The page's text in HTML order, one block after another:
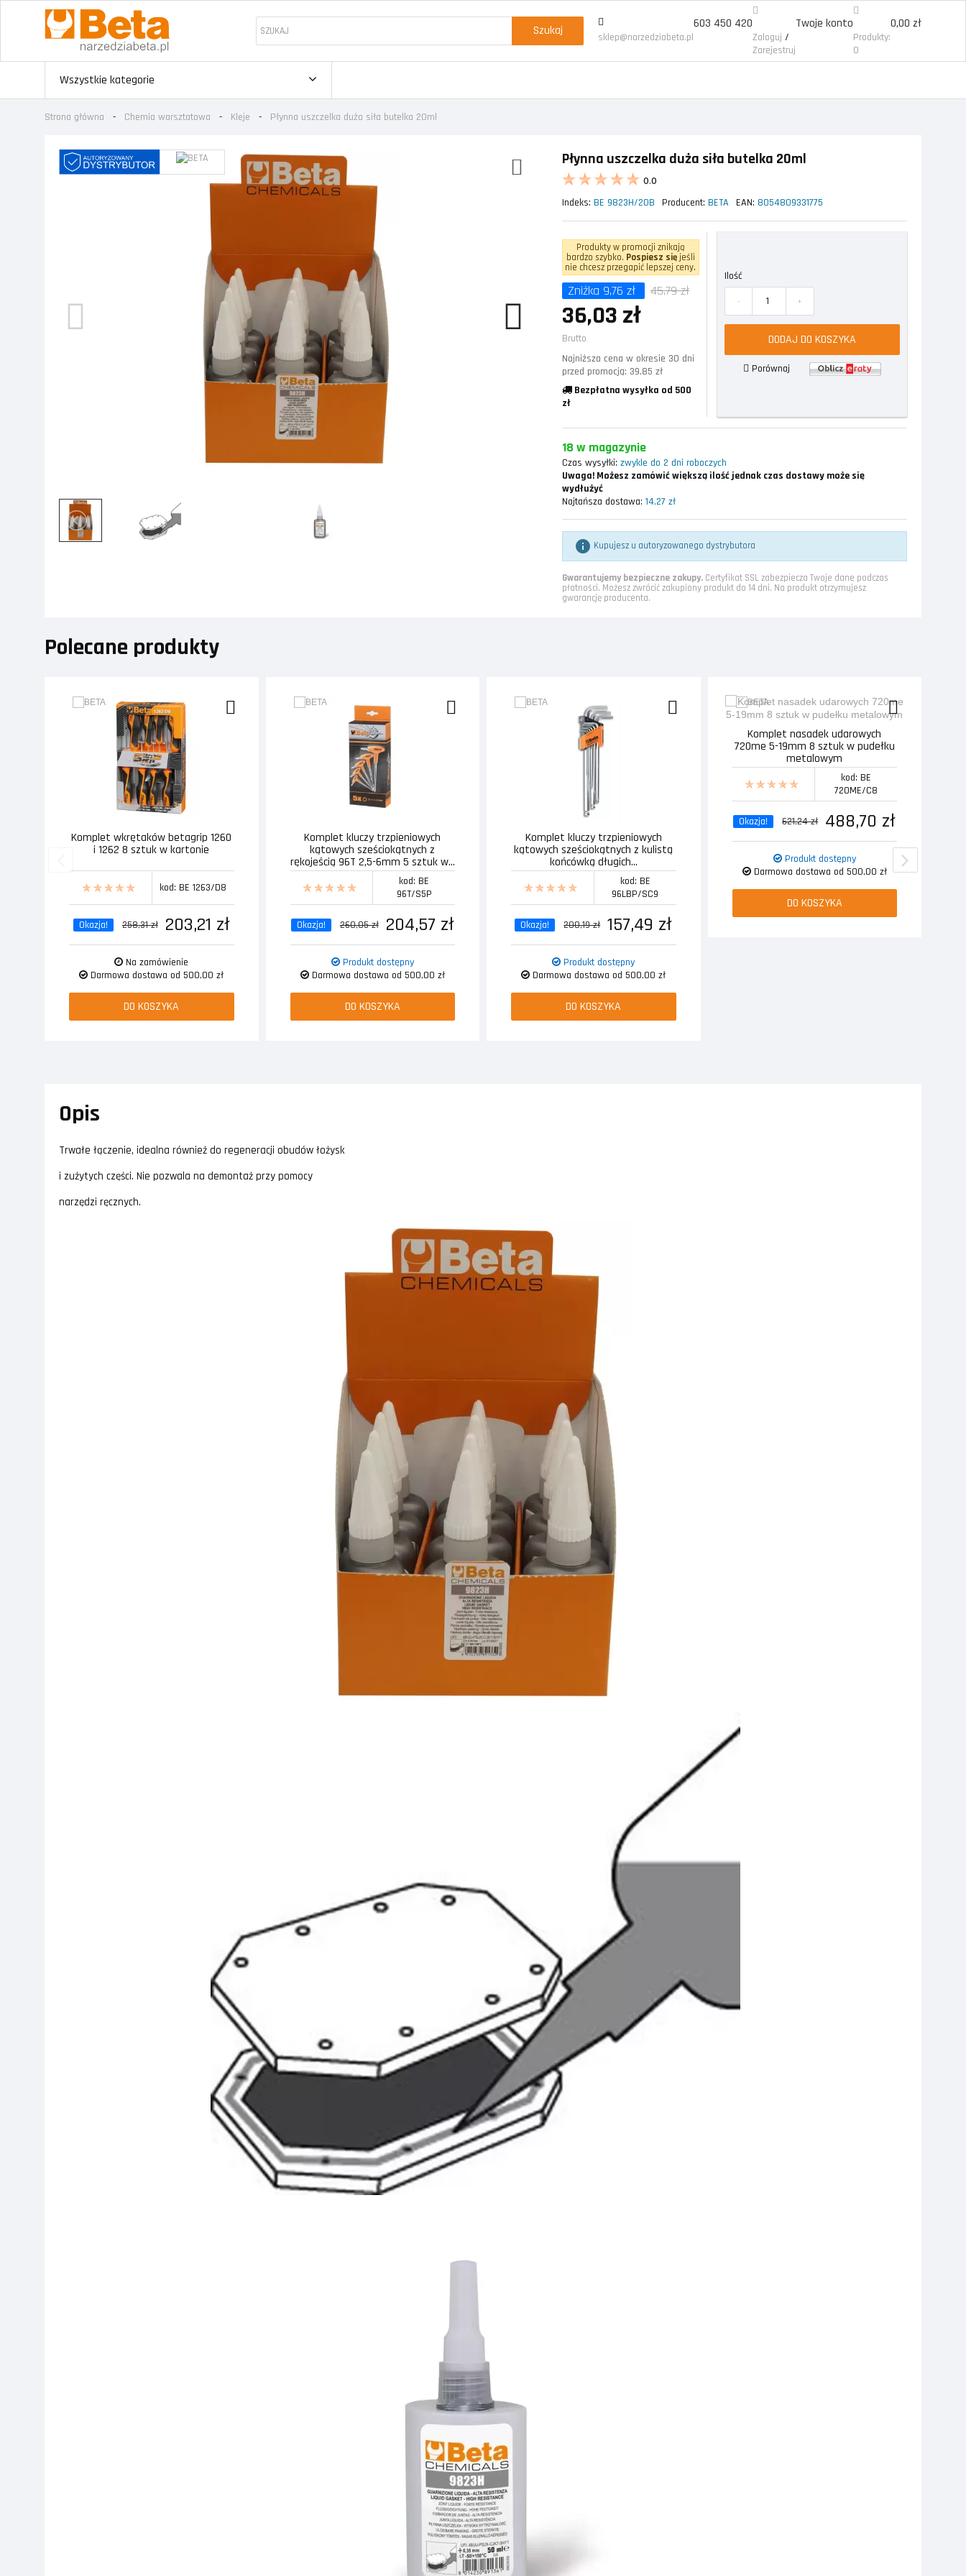
Szukaj 603 450 420
sklep@narzedziabeta.pl
Twoje konto
Zaloguj /
Zarejestruj
0,00 zł
Produkty:
0
Wszystkie kategorie
Strona główna Chemia warsztatowa Kleje Płynna uszczelka duża siła butelka 20ml
Płynna uszczelka duża siła butelka 20ml
0.0
Indeks: BE 9823H/20B Producent: BETA EAN: 8054809331775
Produkty w promocji znikają
bardzo szybko. Pospiesz sięjeśli
nie chcesz przegapić lepszej ceny.
Zniżka 9,76 zł 45,79 zł
36,03 zł
Brutto
Najniższa cena w okresie 30 dni
przed promocją: 39,85 zł
Bezpłatna wysyłka od 500
zł
Ilość
- +
DODAJ DO KOSZYKA
Porównaj
18 w magazynie
Czas wysyłki: zwykle do 2 dni roboczych
Uwaga!Możesz zamówić większą ilość jednak czas dostawy może się
wydłużyć
Najtańsza dostawa: 14,27 zł
 Kupujesz u autoryzowanego dystrybutora
Gwarantujemy bezpieczne zakupy.Certyfikat SSL zabezpiecza Twoje dane podczas
płatności. Możesz zwrócić zakupiony produkt do 14 dni. Na produkt otrzymujesz
gwarancję producenta.
Polecane produkty
Komplet wkrętaków betagrip 1260
i 1262 8 sztuk w kartonie
kod: BE 1263/D8
Okazja! 258,31 zł 203,21 zł
Na zamówienie
Darmowa dostawa od 500,00 zł
DO KOSZYKA
Komplet kluczy trzpieniowych
kątowych sześciokątnych z
rękojeścią 96T 2,5-6mm 5 sztuk w...
kod: BE
96T/S5P
Okazja! 260,05 zł 204,57 zł
Produkt dostępny
Darmowa dostawa od 500,00 zł
DO KOSZYKA
Komplet kluczy trzpieniowych
kątowych sześciokątnych z kulistą
końcówką długich...
kod: BE
96LBP/SC9
Okazja! 200,19 zł 157,49 zł
Produkt dostępny
Darmowa dostawa od 500,00 zł
DO KOSZYKA
Komplet nasadek udarowych
720me 5-19mm 8 sztuk w pudełku
metalowym
kod: BE
720ME/C8
Okazja! 621,24 zł 488,70 zł
Produkt dostępny
Darmowa dostawa od 500,00 zł
DO KOSZYKA
Opis
Trwałe łączenie, idealna również do regeneracji obudów łożysk
i zużytych części. Nie pozwala na demontaż przy pomocy
narzędzi ręcznych.